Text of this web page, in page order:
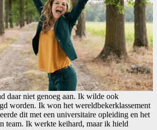
daar niet genoeg aan. Ik wilde ook
worden. Ik won het wereldbekerklassement
dit met een universitaire opleiding en het
team. Ik werkte keihard, maar ik hield